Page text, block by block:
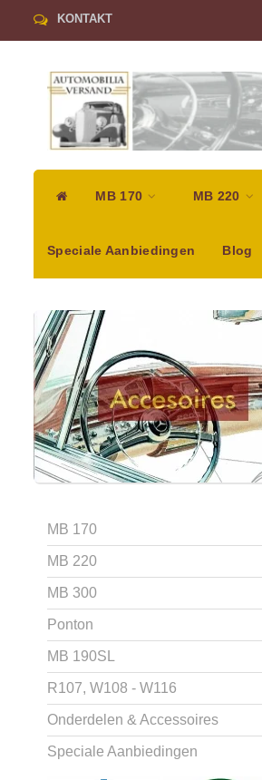
KONTAKT
MB 170 MB 220
Speciale Aanbiedingen Blog
MB 170
MB 220
MB 300
Ponton
MB 190SL
R107, W108 - W116
Onderdelen & Accessoires
Speciale Aanbiedingen